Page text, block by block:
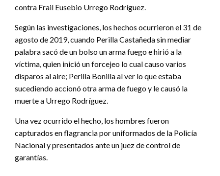
contra Frail Eusebio Urrego Rodríguez.
Según las investigaciones, los hechos ocurrieron el 31 de
agosto de 2019, cuando Perilla Castañeda sin mediar
palabra sacó de un bolso un arma fuego e hirió a la
víctima, quien inició un forcejeo lo cual causo varios
disparos al aire; Perilla Bonilla al ver lo que estaba
sucediendo accionó otra arma de fuego y le causó la
muerte a Urrego Rodríguez.
Una vez ocurrido el hecho, los hombres fueron
capturados en flagrancia por uniformados de la Policía
Nacional y presentados ante un juez de control de
garantías.